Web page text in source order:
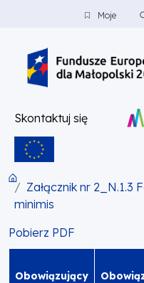
PRZEJDŹ DO TREŚCI
PRZEJDŹ DO MENUMoje
Skontaktuj się
Załącznik nr 2_N.1.3
minimis
Pobierz PDF
Obowiązujący